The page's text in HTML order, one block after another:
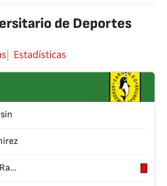
de Deportes
Estadísticas
Alonso Tamariz Ramirez